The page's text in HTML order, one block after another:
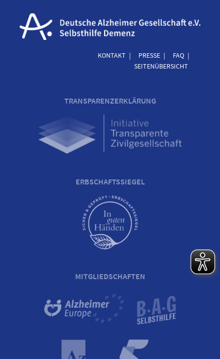
KONTAKT PRESSE
FAQ
SEITENÜBERSICHT
TRANSPARENZERKLÄRUNG
ERBSCHAFTSSIEGEL
MITGLIEDSCHAFTEN